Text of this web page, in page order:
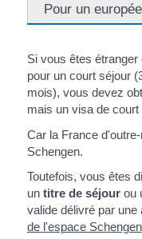
Pour un
Si vous êtes
pour un court séjour
mois), vous devez
mais un visa de
Car la France
Schengen.
Toutefois, vous êtes
un titre de séjourou
valide délivré par une
de l'espace Schengen